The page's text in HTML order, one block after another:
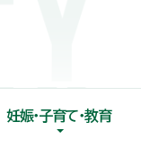
妊娠・子育て・教育